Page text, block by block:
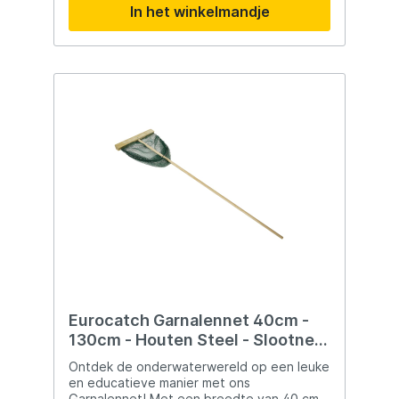
hebben aan praktische en draagbare
uitrusting. Bovendien is het schepnet ook
handig voor het verwijderen van vuil uit
handig hulpmiddel voor zowel vissers als
In het winkelmandje
Eurocatch Garnalennet 40cm -
130cm - Houten Steel - Slootnet
- Visnet
Ontdek de onderwaterwereld op een leuke
en educatieve manier met ons